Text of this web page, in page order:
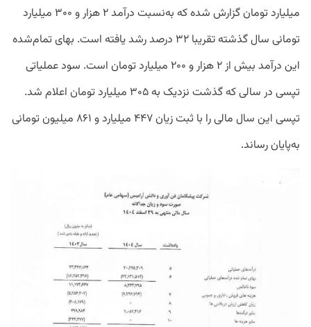
میلیارد تومان گزارش شده که به‌نسبت درآمد ۲ هزار و ۳۰۰ میلیارد
تومانی سال گذشته تقریبا ۳۲ درصد رشد یافته است. بهای تمام‌شده
این درآمد بیش از ۲ هزار و ۲۰۰ میلیارد تومان است. سود عملیاتی
تپسی در سالی که گذشت نزدیک به ۳۰۵ میلیارد تومان اعلام شد.
تپسی این سال مالی را با ثبت زیان ۴۴۷ میلیارد و ۸۶۱ میلیون تومانی
به‌پایان رساند.